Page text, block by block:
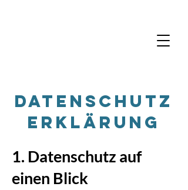
Datenschutz
erklärung
1. Datenschutz auf
einen Blick